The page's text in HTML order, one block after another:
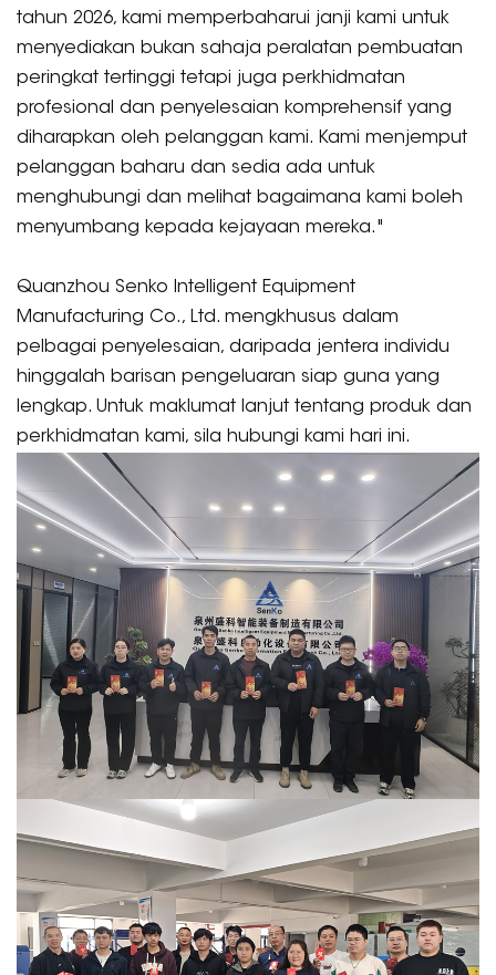
tahun 2026, kami memperbaharui janji kami untuk
menyediakan bukan sahaja peralatan pembuatan
peringkat tertinggi tetapi juga perkhidmatan
profesional dan penyelesaian komprehensif yang
diharapkan oleh pelanggan kami. Kami menjemput
pelanggan baharu dan sedia ada untuk
menghubungi dan melihat bagaimana kami boleh
menyumbang kepada kejayaan mereka."
Quanzhou Senko Intelligent Equipment
Manufacturing Co., Ltd. mengkhusus dalam
pelbagai penyelesaian, daripada jentera individu
hinggalah barisan pengeluaran siap guna yang
lengkap. Untuk maklumat lanjut tentang produk dan
perkhidmatan kami, sila hubungi kami hari ini.